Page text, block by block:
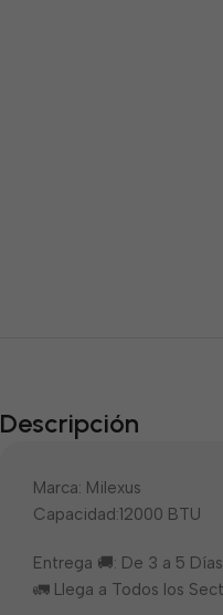
Descripción
Marca: Milexus
Capacidad:12000 BTU
Entrega 🚚: De 3 a 5 Días
🚛 Llega a Todos los